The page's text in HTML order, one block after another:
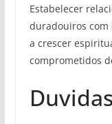
Estabelecer
duradouiros com
a crescer
comprometidos